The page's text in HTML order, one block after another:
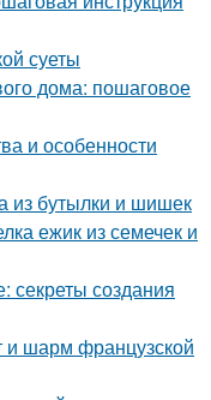
суеты
дома: пошаговое
и особенности
из бутылки и шишек
ежик из семечек и
секреты создания
и шарм французской